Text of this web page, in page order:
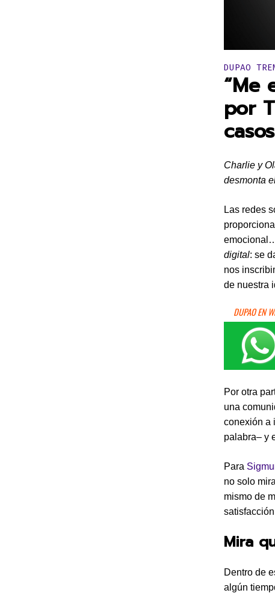
Publicado
DUPAO
“Me
por
Charlie y
desmonta
Las redes
digital: se
nos
de nuestra
DUPAO EN
Por otra
una
conexión a
palabra– y
Para
no solo
mismo de
Mira
Dentro de
algún